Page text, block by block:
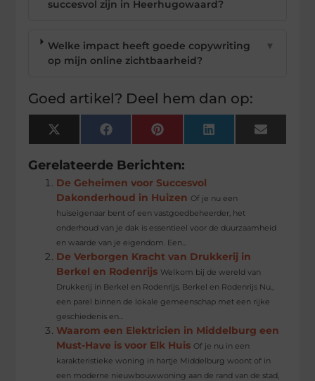
succesvol zijn in Heerhugowaard?
Welke impact heeft goede copywriting
op mijn online zichtbaarheid?
▼
Goed artikel? Deel hem dan op:
X
(Twitter)
FacebookPinterest LinkedIn Email
Gerelateerde Berichten:
De Geheimen voor Succesvol
Dakonderhoud in Huizen Of je nu een
huiseigenaar bent of een vastgoedbeheerder, het
onderhoud van je dak is essentieel voor de duurzaamheid
en waarde van je eigendom. Een...
De Verborgen Kracht van Drukkerij in
Berkel en Rodenrijs Welkom bij de wereld van
Drukkerij in Berkel en Rodenrijs. Berkel en Rodenrijs Nu.,
een parel binnen de lokale gemeenschap met een rijke
geschiedenis en...
Waarom een Elektricien in Middelburg een
Must-Have is voor Elk Huis Of je nu in een
karakteristieke woning in hartje Middelburg woont of in
een moderne nieuwbouwwoning aan de rand van de stad,